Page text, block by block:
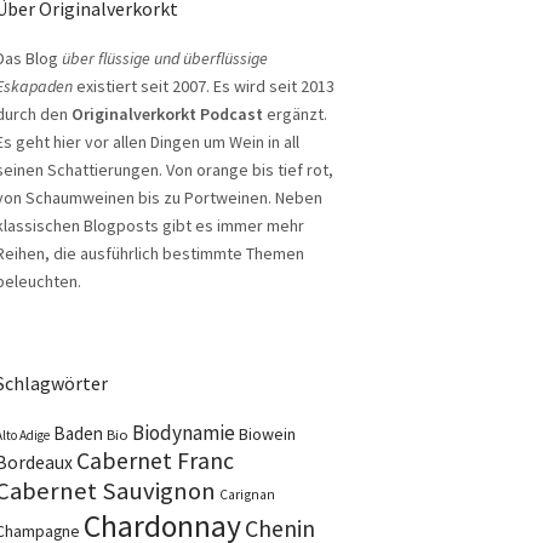
Originalverkorkt
Blog über flüssige und überflüssige
existiert seit 2007. Es wird seit 2013
den Originalverkorkt Podcast ergänzt.
geht hier vor allen Dingen um Wein in all
Schattierungen. Von orange bis tief rot,
Schaumweinen bis zu Portweinen. Neben
Blogposts gibt es immer mehr
die ausführlich bestimmte Themen
Adige Baden Bio BiodynamieBiowein
Cabernet Franc
Sauvignon Carignan
ChardonnayChenin